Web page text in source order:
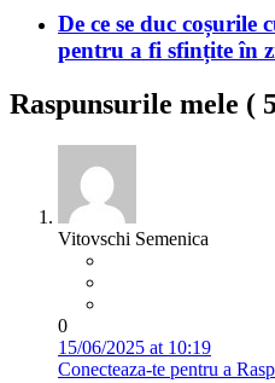
De ce se duc coșurile
pentru a fi sfințite în
Raspunsurile mele (
Vitovschi Semenica
0
15/06/2025 at 10:19
Conecteaza-te pentru a